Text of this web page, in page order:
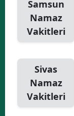
Samsun
Namaz
Vakitleri
Sivas
Namaz
Vakitleri